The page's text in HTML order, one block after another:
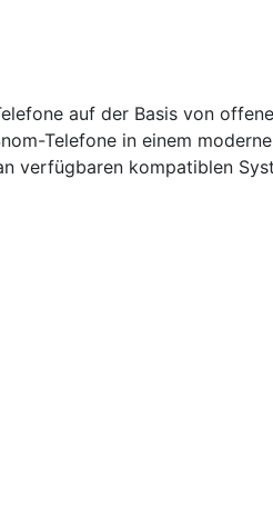
auf der Basis von
Telefone in einem
verfügbaren kompatiblen